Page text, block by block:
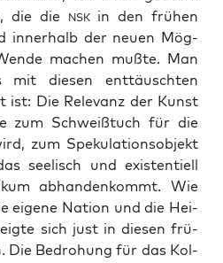
die die
NSK in den frü­hen
inner­halb der neu­en Mög­
machen muß­te. Man
mit die­sen ent­täusch­ten
ist: Die Rele­vanz der Kunst
zum Schweiß­tuch für die
zum Spe­ku­la­ti­ons­ob­jekt
see­lisch und exis­ten­ti­ell
abhan­den­kommt. Wie
eige­ne Nati­on und die Hei­
sich just in die­sen frü­
Die Bedro­hung für das Kol­